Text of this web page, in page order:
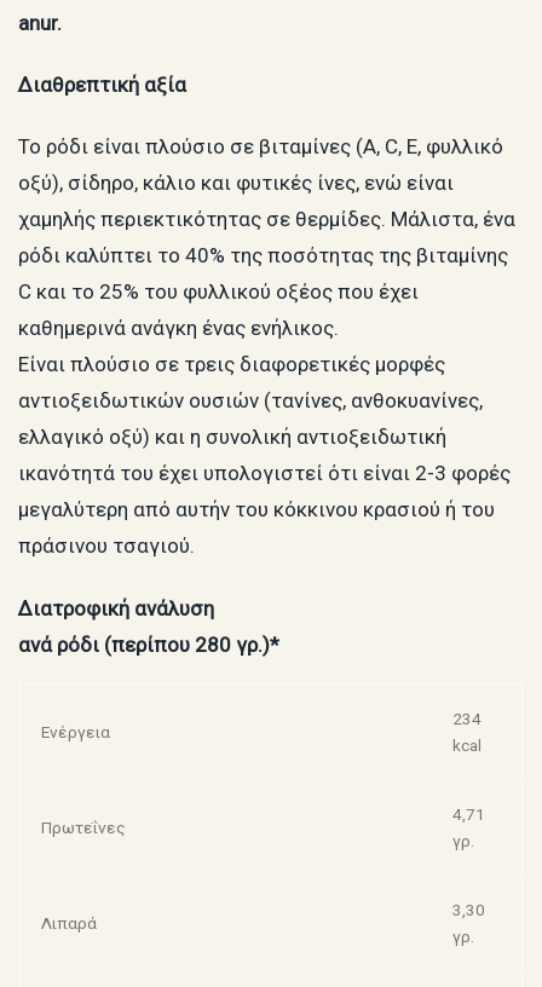
anur.
Διαθρεπτική αξία
Το ρόδι είναι πλούσιο σε βιταμίνες (Α, C, Ε, φυλλικό
οξύ), σίδηρο, κάλιο και φυτικές ίνες, ενώ είναι
χαμηλής περιεκτικότητας σε θερμίδες. Μάλιστα, ένα
ρόδι καλύπτει το 40% της ποσότητας της βιταμίνης
C και το 25% του φυλλικού οξέος που έχει
καθημερινά ανάγκη ένας ενήλικος.
Είναι πλούσιο σε τρεις διαφορετικές μορφές
αντιοξειδωτικών ουσιών (τανίνες, ανθοκυανίνες,
ελλαγικό οξύ) και η συνολική αντιοξειδωτική
ικανότητά του έχει υπολογιστεί ότι είναι 2-3 φορές
μεγαλύτερη από αυτήν του κόκκινου κρασιού ή του
πράσινου τσαγιού.
Διατροφική ανάλυση
ανά ρόδι (περίπου 280 γρ.)*
Ενέργεια
234
kcal
Πρωτεΐνες
4,71
γρ.
Λιπαρά
3,30
γρ.